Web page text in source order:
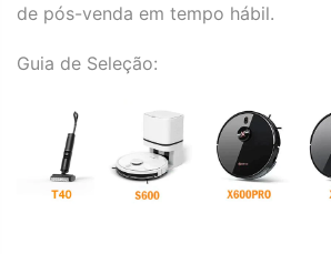
de pós-venda em tempo hábil.
Guia de Seleção: